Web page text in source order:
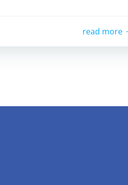
read more